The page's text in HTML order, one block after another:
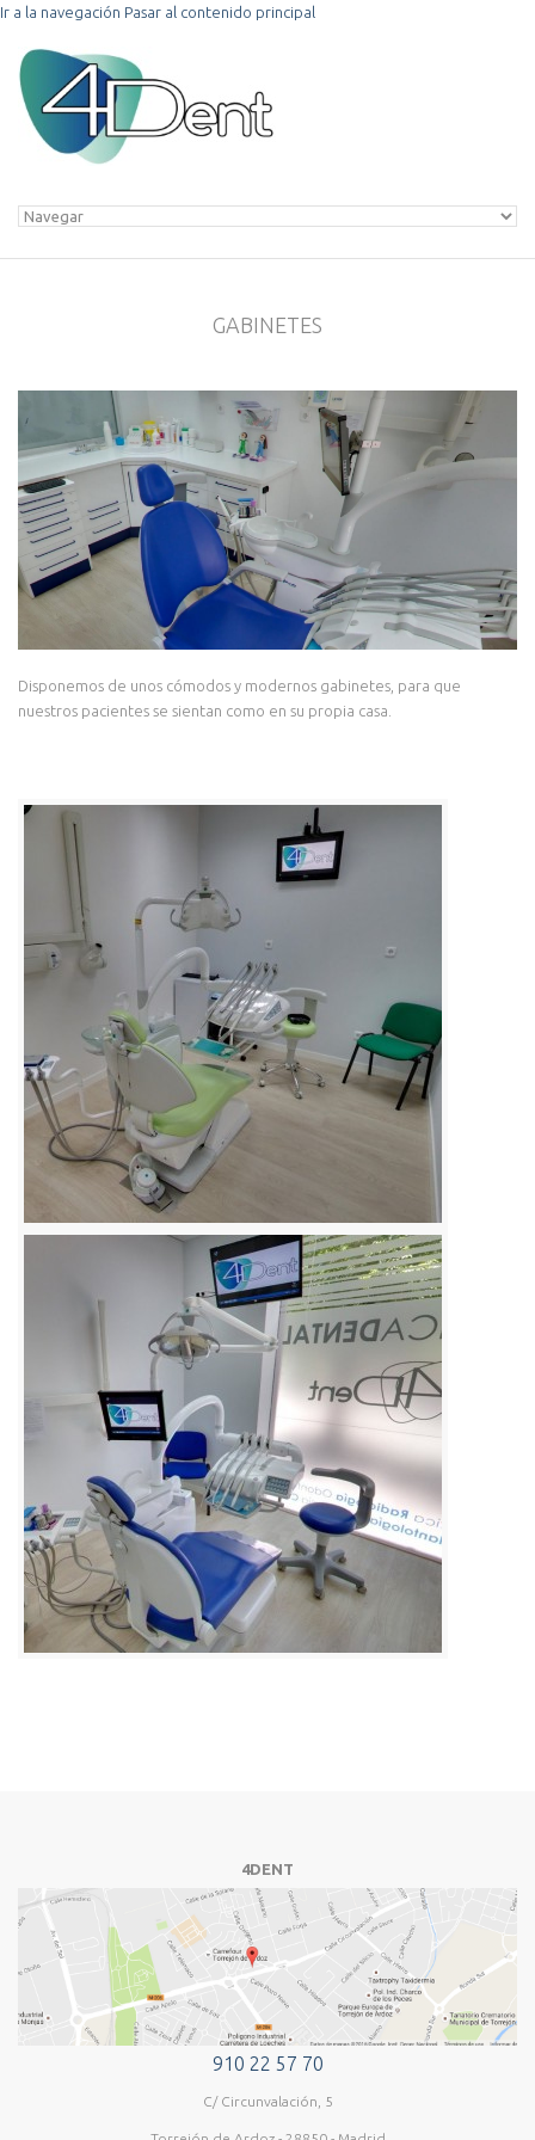
Ir a la navegación Pasar al contenido principal
GABINETES
Disponemos de unos cómodos y modernos gabinetes, para que
nuestros pacientes se sientan como en su propia casa.
4DENT
910 22 57 70
C/ Circunvalación, 5